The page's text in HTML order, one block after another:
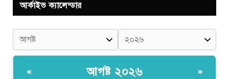
আর্কাইভ ক্যালেন্ডার
« আগষ্ট ২০২৬ »